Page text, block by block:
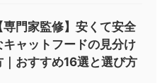
専門家監修】安くて安全
キャットフードの見分け
｜おすすめ16選と選び方